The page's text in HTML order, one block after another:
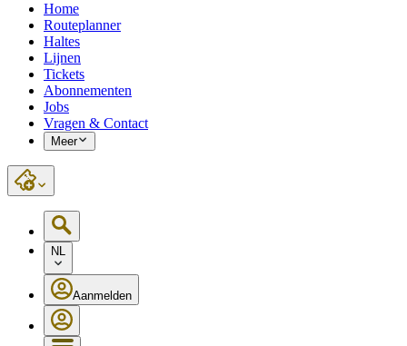
Home
Routeplanner
Haltes
Lijnen
Tickets
Abonnementen
Jobs
Vragen & Contact
Meer
NL
Aanmelden